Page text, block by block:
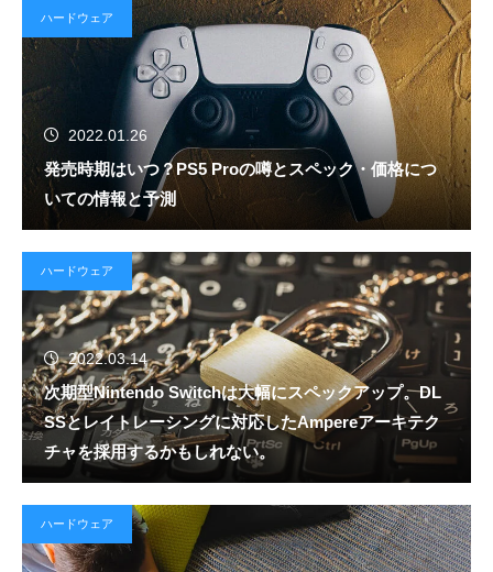
ハードウェア
2022.01.26
発売時期はいつ？PS5 Proの噂とスペック・価格につ
いての情報と予測
ハードウェア
2022.03.14
次期型Nintendo Switchは大幅にスペックアップ。DL
SSとレイトレーシングに対応したAmpereアーキテク
チャを採用するかもしれない。
ハードウェア